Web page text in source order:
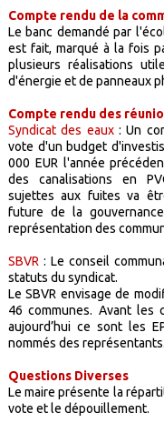
Compte rendu de la
Le banc demandé par
est fait, marqué à la fois
plusieurs réalisations
d'énergie et de panneaux
Compte rendu des
Syndicat des eaux: Un
vote d'un budget
000 EUR l'année
des canalisations en
sujettes aux fuites va
future de la
représentation des
SBVR : Le conseil
statuts du syndicat.
Le SBVR envisage de
46 communes. Avant les
aujourd’hui ce sont les
nommés des représentants.
Questions Diverses
Le maire présente la
vote et le dépouillement.